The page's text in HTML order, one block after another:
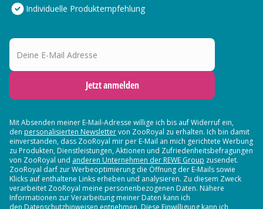
Individuelle Produktempfehlung
Deine E-Mail Adresse
Jetzt anmelden
Mit Absenden meiner E-Mail-Adresse willige ich bis auf Widerruf ein,
den personalisierten Newslettervon ZooRoyal zu erhalten. Ich bin damit
einverstanden, dass ZooRoyal mir per E-Mail an mich gerichtete Werbung
zu Produkten, Dienstleistungen, Aktionen und Zufriedenheitsbefragungen
von ZooRoyal und anderen Unternehmen der REWE Group zusendet.
ZooRoyal darf zur Werbeoptimierung die Öffnung der E-Mails sowie
Klicks auf enthaltene Links erheben und analysieren. Zu diesem Zweck
verarbeitet ZooRoyal meine personenbezogenen Daten. Nähere
Informationen zur Verarbeitung meiner Daten kann ich
den Datenschutzhinweisen entnehmen. Diese Einwilligung kann ich